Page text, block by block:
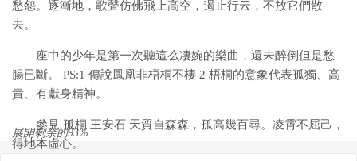
愁怨。逐漸地，歌聲仿佛飛上高空，遏止行云，不放它們散
去。
座中的少年是第一次聽這么凄婉的樂曲，還未醉倒但是愁
腸已斷。 PS:1 傳說鳳凰非梧桐不棲 2 梧桐的意象代表孤獨、高
貴、有獻身精神。
參見 孤桐 王安石 天質自森森，孤高幾百尋。凌霄不屈己，
得地本虛心。
展開剩余的93%